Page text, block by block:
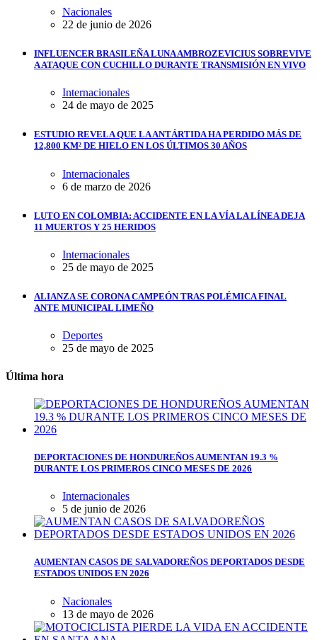
Nacionales
22 de junio de 2026
INFLUENCER BRASILEÑA LUNA AMBROZEVICIUS SOBREVIVE
A ATAQUE CON CUCHILLO DURANTE TRANSMISIÓN EN VIVO
Internacionales
24 de mayo de 2025
ESTUDIO REVELA QUE LA ANTÁRTIDA HA PERDIDO MÁS DE
12,800 KM² DE HIELO EN LOS ÚLTIMOS 30 AÑOS
Internacionales
6 de marzo de 2026
LUTO EN COLOMBIA: ACCIDENTE EN LA VÍA LA LÍNEA DEJA
11 MUERTOS Y 25 HERIDOS
Internacionales
25 de mayo de 2025
ALIANZA SE CORONA CAMPEÓN TRAS POLÉMICA FINAL
ANTE MUNICIPAL LIMEÑO
Deportes
25 de mayo de 2025
Última hora
DEPORTACIONES DE HONDUREÑOS AUMENTAN 19.3 %
DURANTE LOS PRIMEROS CINCO MESES DE 2026
Internacionales
5 de junio de 2026
AUMENTAN CASOS DE SALVADOREÑOS DEPORTADOS DESDE
ESTADOS UNIDOS EN 2026
Nacionales
13 de mayo de 2026